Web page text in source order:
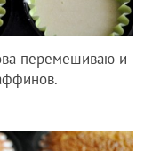
перемешиваю и